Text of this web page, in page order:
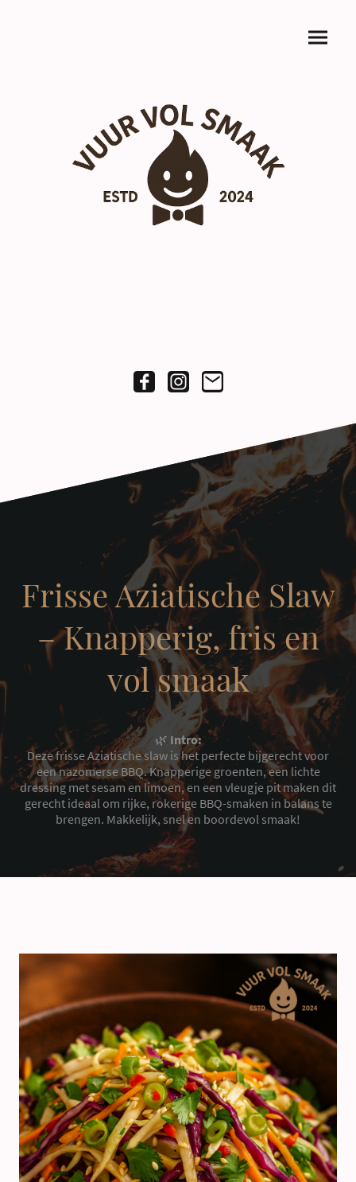
Frisse Aziatische Slaw
– Knapperig, fris en
vol smaak
🌿 Intro:
Deze frisse Aziatische slaw is het perfecte bijgerecht voor
een nazomerse BBQ. Knapperige groenten, een lichte
dressing met sesam en limoen, en een vleugje pit maken dit
gerecht ideaal om rijke, rokerige BBQ-smaken in balans te
brengen. Makkelijk, snel en boordevol smaak!